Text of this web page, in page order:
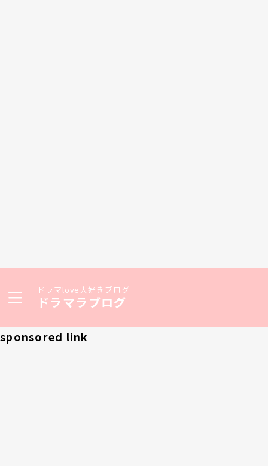
ドラマlove大好きブログ
ドラマラブログ
sponsored link